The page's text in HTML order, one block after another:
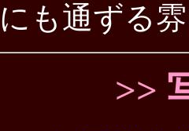
も通ずる
>>